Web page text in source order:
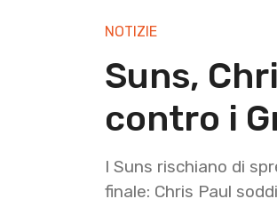
NOTIZIE
Suns,
contro i
I Suns rischiano di
finale: Chris Paul